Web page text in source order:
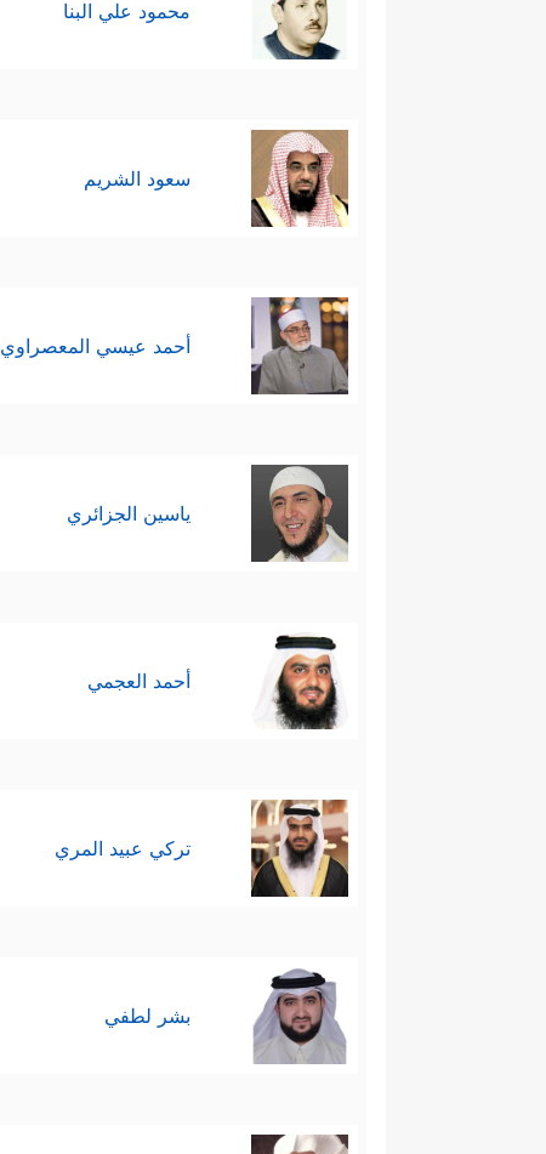
محمود علي البنا
سعود الشريم
أحمد عيسي المعصراوي
ياسين الجزائري
أحمد العجمي
تركي عبيد المري
بشر لطفي